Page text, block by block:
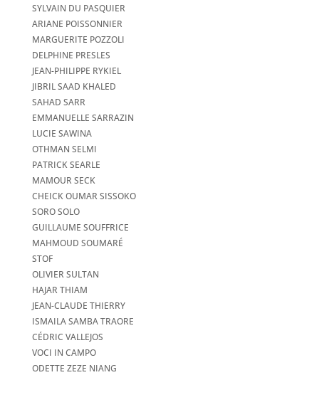
SYLVAIN DU PASQUIER
ARIANE POISSONNIER
MARGUERITE POZZOLI
DELPHINE PRESLES
JEAN-PHILIPPE RYKIEL
JIBRIL SAAD KHALED
SAHAD SARR
EMMANUELLE SARRAZIN
LUCIE SAWINA
OTHMAN SELMI
PATRICK SEARLE
MAMOUR SECK
CHEICK OUMAR SISSOKO
SORO SOLO
GUILLAUME SOUFFRICE
MAHMOUD SOUMARÉ
STOF
OLIVIER SULTAN
HAJAR THIAM
JEAN-CLAUDE THIERRY
ISMAILA SAMBA TRAORE
CÉDRIC VALLEJOS
VOCI IN CAMPO
ODETTE ZEZE NIANG